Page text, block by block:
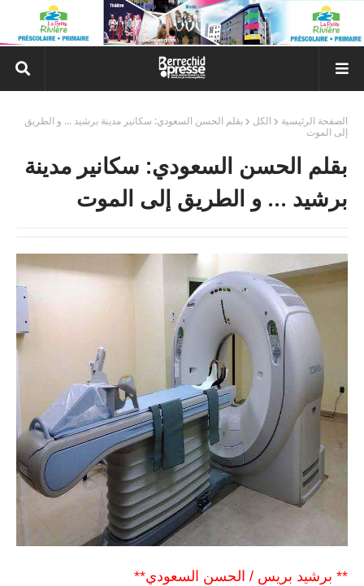
الصفحة الرئيسية الكل
بقلم الحسن السعودي: سكانير مدينة برشيد ... و الطريق
إلى الموت
بقلم الحسن السعودي: سكانير مدينة
برشيد ... و الطريق إلى الموت
** برشيد بريس / الحسن السعودي**